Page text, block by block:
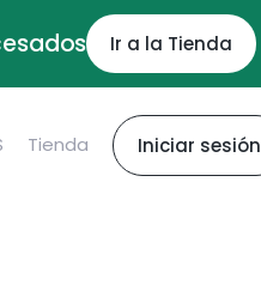
Ir a la Tienda
Tienda Iniciar sesión